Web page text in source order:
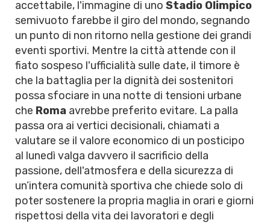
accettabile, l'immagine di uno Stadio Olimpico
semivuoto farebbe il giro del mondo, segnando
un punto di non ritorno nella gestione dei grandi
eventi sportivi. Mentre la città attende con il
fiato sospeso l'ufficialità sulle date, il timore è
che la battaglia per la dignità dei sostenitori
possa sfociare in una notte di tensioni urbane
che Roma avrebbe preferito evitare. La palla
passa ora ai vertici decisionali, chiamati a
valutare se il valore economico di un posticipo
al lunedì valga davvero il sacrificio della
passione, dell'atmosfera e della sicurezza di
un’intera comunità sportiva che chiede solo di
poter sostenere la propria maglia in orari e giorni
rispettosi della vita dei lavoratori e degli